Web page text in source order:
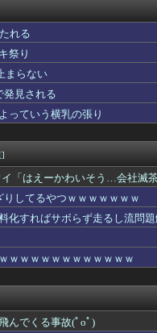
明かされ始める･･...
素敵」
現役アスリートの激...
！)」
まうｗｗｗｗｗｗ...
始！！プレミア...
ク終了しますと...
性だった…
・・」
どうした
クル」✨ さくらみこ...
実況｜8/7 ...
を語る
に無抵抗だったことが...
い”という世界にな...
の？なにかしたかい...
いのち」
カ議会に本当...
で落とされてしまう
れる
祭り
まらない
発見される
っていう横乳の張り
「はえーかわいそう…会社滅茶
りしてるやつｗｗｗｗｗｗｗ
化すればサボらず走るし流問題
ｗｗｗｗｗｗｗｗｗｗｗｗ
んでくる事故(ﾟoﾟ)